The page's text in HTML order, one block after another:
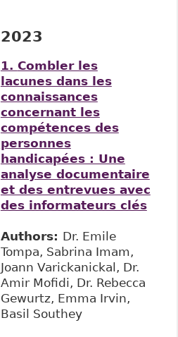
2023
1. Combler les
lacunes dans les
connaissances
concernant les
compétences des
personnes
handicapées : Une
analyse documentaire
et des entrevues avec
des informateurs clés
Authors: Dr. Emile
Tompa, Sabrina Imam,
Joann Varickanickal, Dr.
Amir Mofidi, Dr. Rebecca
Gewurtz, Emma Irvin,
Basil Southey